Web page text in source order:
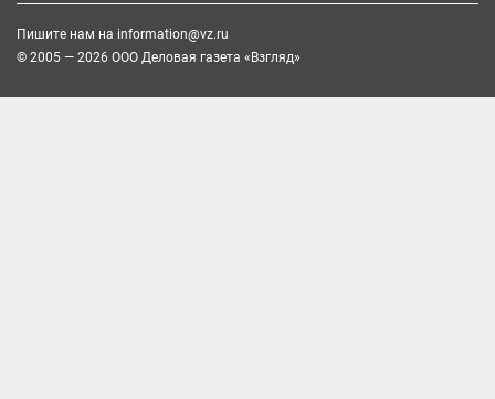
Пишите нам на information@vz.ru
© 2005 — 2026 ООО Деловая газета «Взгляд»